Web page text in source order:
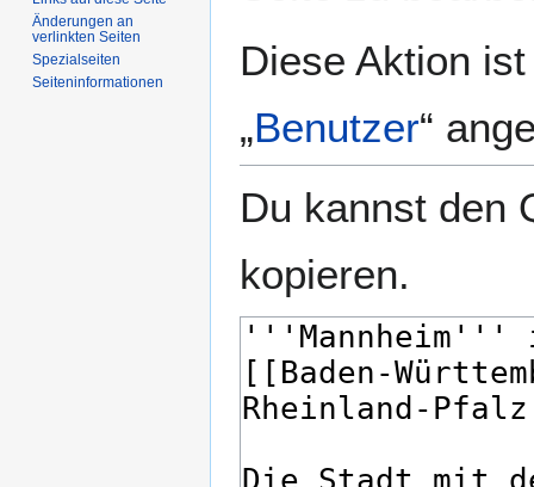
Diese Aktion
„Benutzer“
Du kannst den
kopieren.
Änderungen an
verlinkten Seiten
Spezialseiten
Seiten­­informationen